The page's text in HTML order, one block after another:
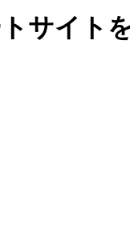
サイト